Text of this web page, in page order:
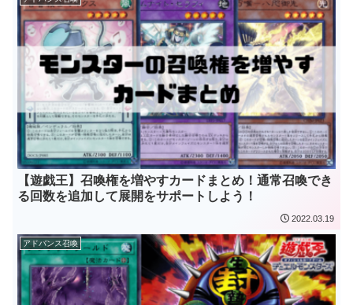
【遊戯王】召喚権を増やすカードまとめ！通常召喚でき
る回数を追加して展開をサポートしよう！
2022.03.19
アドバンス召喚